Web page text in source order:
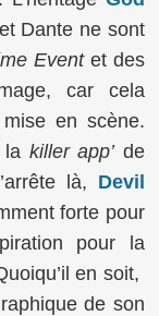
Dante ne sont
Eventet des
car cela
en scène.
la killer app’de
là, Devil
forte pour
pour la
en soit,
de son